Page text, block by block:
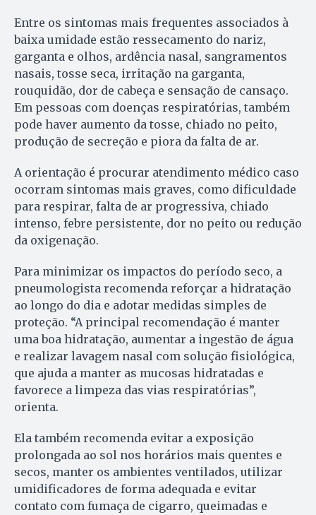
Entre os sintomas mais frequentes associados à
baixa umidade estão ressecamento do nariz,
garganta e olhos, ardência nasal, sangramentos
nasais, tosse seca, irritação na garganta,
rouquidão, dor de cabeça e sensação de cansaço.
Em pessoas com doenças respiratórias, também
pode haver aumento da tosse, chiado no peito,
produção de secreção e piora da falta de ar.
A orientação é procurar atendimento médico caso
ocorram sintomas mais graves, como dificuldade
para respirar, falta de ar progressiva, chiado
intenso, febre persistente, dor no peito ou redução
da oxigenação.
Para minimizar os impactos do período seco, a
pneumologista recomenda reforçar a hidratação
ao longo do dia e adotar medidas simples de
proteção. “A principal recomendação é manter
uma boa hidratação, aumentar a ingestão de água
e realizar lavagem nasal com solução fisiológica,
que ajuda a manter as mucosas hidratadas e
favorece a limpeza das vias respiratórias”,
orienta.
Ela também recomenda evitar a exposição
prolongada ao sol nos horários mais quentes e
secos, manter os ambientes ventilados, utilizar
umidificadores de forma adequada e evitar
contato com fumaça de cigarro, queimadas e